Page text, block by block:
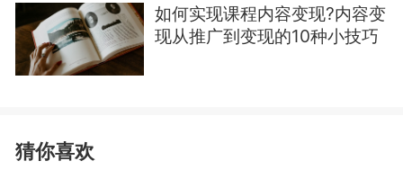
如何实现课程内容变现?内容变
现从推广到变现的10种小技巧
猜你喜欢